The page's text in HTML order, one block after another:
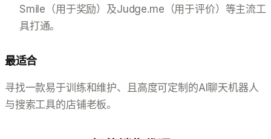
Smile（用于奖励）及Judge.me（用于评价）等主流工
具打通。
最适合
寻找一款易于训练和维护、且高度可定制的AI聊天机器人
与搜索工具的店铺老板。